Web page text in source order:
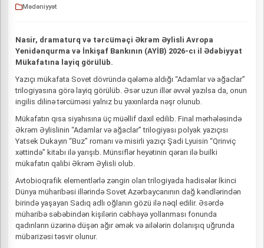
Mədəniyyət
Nasir, dramaturq və tərcüməçi Əkrəm Əylisli Avropa
Yenidənqurma və İnkişaf Bankının (AYİB) 2026-cı il Ədəbiyyat
Mükafatına layiq görülüb.
Yazıçı mükafata Sovet dövründə qələmə aldığı “Adamlar və ağaclar”
trilogiyasına görə layiq görülüb. Əsər uzun illər əvvəl yazılsa da, onun
ingilis dilinə tərcüməsi yalnız bu yaxınlarda nəşr olunub.
Mükafatın qısa siyahısına üç müəllif daxil edilib. Final mərhələsində
Əkrəm Əylislinin “Adamlar və ağaclar” trilogiyası polyak yazıçısı
Yatsek Dukayın “Buz” romanı və misirli yazıçı Şadi Lyuisin “Qrinviç
xəttində” kitabı ilə yarışıb. Münsiflər heyətinin qərarı ilə builki
mükafatın qalibi Əkrəm Əylisli olub.
Avtobioqrafik elementlərlə zəngin olan trilogiyada hadisələr İkinci
Dünya müharibəsi illərində Sovet Azərbaycanının dağ kəndlərindən
birində yaşayan Sadıq adlı oğlanın gözü ilə nəql edilir. Əsərdə
müharibə səbəbindən kişilərin cəbhəyə yollanması fonunda
qadınların üzərinə düşən ağır əmək və ailələrin dolanışıq uğrunda
mübarizəsi təsvir olunur.